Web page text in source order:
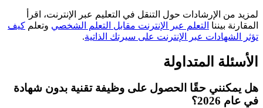
لمزيد من الإرشادات حول التنقل في التعليم عبر الإنترنت، اقرأ
المقارنة بيننا التعلم عبر الإنترنت مقابل التعلم الشخصي وتعلم كيف
تؤثر الشهادات عبر الإنترنت على سيرتك الذاتية.
الأسئلة المتداولة
هل يمكنني حقًا الحصول على وظيفة تقنية بدون شهادة
في عام 2026؟